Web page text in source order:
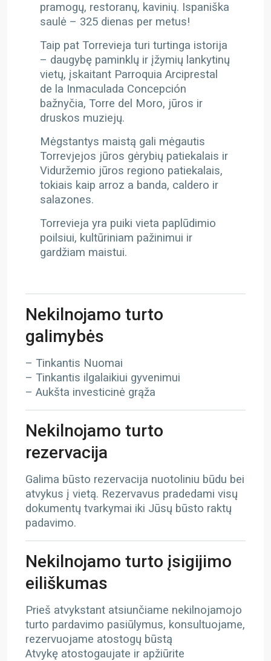
pramogų, restoranų, kavinių. Ispaniška
saulė – 325 dienas per metus!
Taip pat Torrevieja turi turtinga istorija
– daugybę paminklų ir įžymių lankytinų
vietų, įskaitant Parroquia Arciprestal
de la Inmaculada Concepción
bažnyčia, Torre del Moro, jūros ir
druskos muziejų.
Mėgstantys maistą gali mėgautis
Torrevjejos jūros gėrybių patiekalais ir
Viduržemio jūros regiono patiekalais,
tokiais kaip arroz a banda, caldero ir
salazones.
Torrevieja yra puiki vieta paplūdimio
poilsiui, kultūriniam pažinimui ir
gardžiam maistui.
Nekilnojamo turto
galimybės
– Tinkantis Nuomai
– Tinkantis ilgalaikiui gyvenimui
– Aukšta investicinė grąža
Nekilnojamo turto
rezervacija
Galima būsto rezervacija nuotoliniu būdu bei
atvykus į vietą. Rezervavus pradedami visų
dokumentų tvarkymai iki Jūsų būsto raktų
padavimo.
Nekilnojamo turto įsigijimo
eiliškumas
Prieš atvykstant atsiunčiame nekilnojamojo
turto pardavimo pasiūlymus, konsultuojame,
rezervuojame atostogų būstą
Atvykę atostogaujate ir apžiūrite